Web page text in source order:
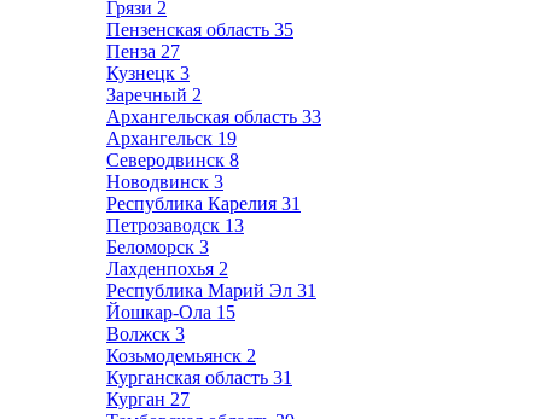
Грязи 2
Пензенская область 35
Пенза 27
Кузнецк 3
Заречный 2
Архангельская область 33
Архангельск 19
Северодвинск 8
Новодвинск 3
Республика Карелия 31
Петрозаводск 13
Беломорск 3
Лахденпохья 2
Республика Марий Эл 31
Йошкар-Ола 15
Волжск 3
Козьмодемьянск 2
Курганская область 31
Курган 27